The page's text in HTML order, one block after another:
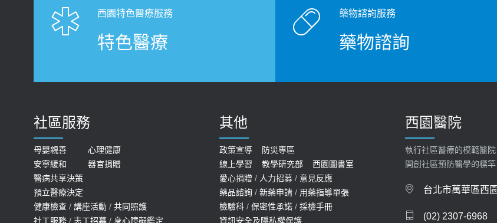
西園特色醫療服務
特色醫療
藥物諮詢服務
藥物諮詢
社區服務
母嬰親善
心理健康
安寧緩和
器官捐贈
醫病共享決策
預立醫療決定
健康檢查 / 講座活動 / 共同照護
社工服務 / 志工招募 / 身心障礙鑑定
其他
政策宣導
防災專區
線上學習
教學研究部
西園圖書室
愛心捐贈 / 人力招募 / 意見反應
藥品諮詢 / 新藥申請 / 用藥指導單張
檢驗科 / 保密性承諾 / 採檢手冊
資訊安全及隱私權保護
西園醫院
執行社區醫療的模範醫院
開創社區預防醫學的標竿
台北市萬華區西
(02) 2307-6968